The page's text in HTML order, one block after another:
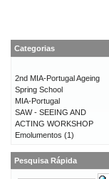
Categorias
2nd MIA-Portugal Ageing
Spring School
MIA-Portugal
SAW - SEEING AND
ACTING WORKSHOP
Emolumentos (1)
Pesquisa Rápida